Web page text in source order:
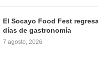
El Socayo Food Fest
días de gastronomía
7 agosto, 2026